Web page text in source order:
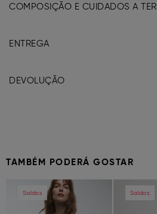
COMPOSIÇÃO E CUIDADOS A TER
ENTREGA
DEVOLUÇÃO
TAMBÉM PODERÁ GOSTAR
Saldos Saldos
Previous